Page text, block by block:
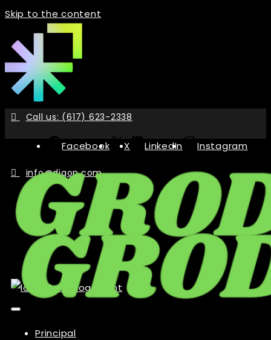
Skip to the content
Call us: (617) 623-2338
Facebook X LinkedIn Instagram
info@digon.com
Principal